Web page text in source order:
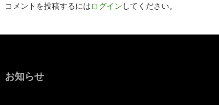
コメントを投稿するには ログイン してください。
お知らせ